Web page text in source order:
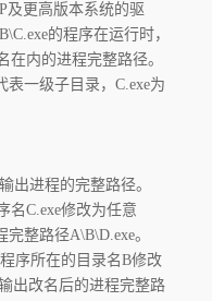
及更高版本系统的驱
的程序在运行时，
在内的进程完整路径。
一级子目录，C.exe为
出进程的完整路径。
名C.exe修改为任意
整路径A\B\D.exe。
序所在的目录名B修改
出改名后的进程完整路